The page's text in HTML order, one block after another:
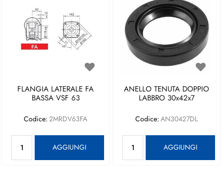
FLANGIA LATERALE FA
BASSA VSF 63
Codice: 2MRDV63FA
AGGIUNGI
ANELLO TENUTA DOPPIO
LABBRO 30x42x7
Codice: AN30427DL
AGGIUNGI